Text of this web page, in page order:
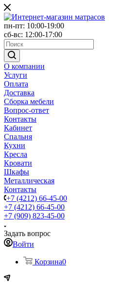
пн-пт: 10:00-19:00
сб-вс: 12:00-17:00
О компании
Услуги
Оплата
Доставка
Сборка мебели
Вопрос-ответ
Контакты
Кабинет
Спальня
Кухни
Кресла
Кровати
Шкафы
Металлическая
Контакты
+7 (4212) 66-45-00
+7 (4212) 66-45-00
+7 (909) 823-45-00
Задать вопрос
Войти
Корзина0